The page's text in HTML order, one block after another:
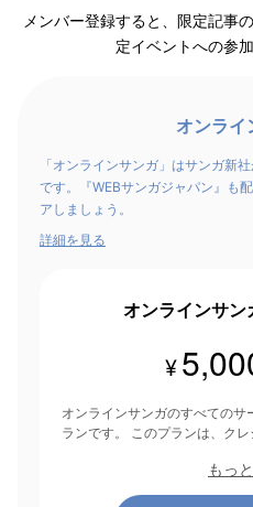
メンバー登録すると、限定記事
定イベントへの参
オンライ
「オンラインサンガ」はサンガ新
です。『WEBサンガジャパン』も
アしましょう。
詳細を見る
オンラインサン
¥
オンラインサンガのすべての
ランです。 このプランは、クレジットカード決済をした日を
もっ